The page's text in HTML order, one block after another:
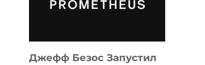
ДЛЯ
И
Джефф Безос Запустил